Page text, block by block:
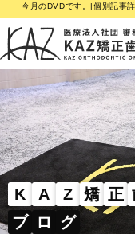
今月のDVDです。|個別記事
K A Z 矯 正
ブ ロ グ
医院案内
矯正歯科治療
矯正装置のご
その他